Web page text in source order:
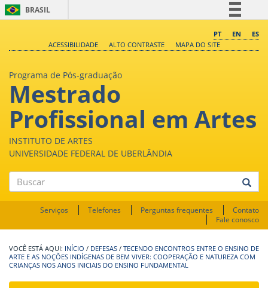
BRASIL
Comunica BR
Canais
PT EN
ES
ACESSIBILIDADE
ALTO CONTRASTE MAPA DO SITE
Programa de Pós-graduação
Mestrado
Profissional em Artes
INSTITUTO DE ARTES
UNIVERSIDADE FEDERAL DE UBERLÂNDIA
Buscar
Serviços Telefones Perguntas frequentes
Contato
Fale conosco
INÍCIO / DEFESAS / TECENDO ENCONTROS ENTRE O ENSINO DE
ARTE E AS NOÇÕES INDÍGENAS DE BEM VIVER: COOPERAÇÃO E NATUREZA COM
CRIANÇAS NOS ANOS INICIAIS DO ENSINO FUNDAMENTAL